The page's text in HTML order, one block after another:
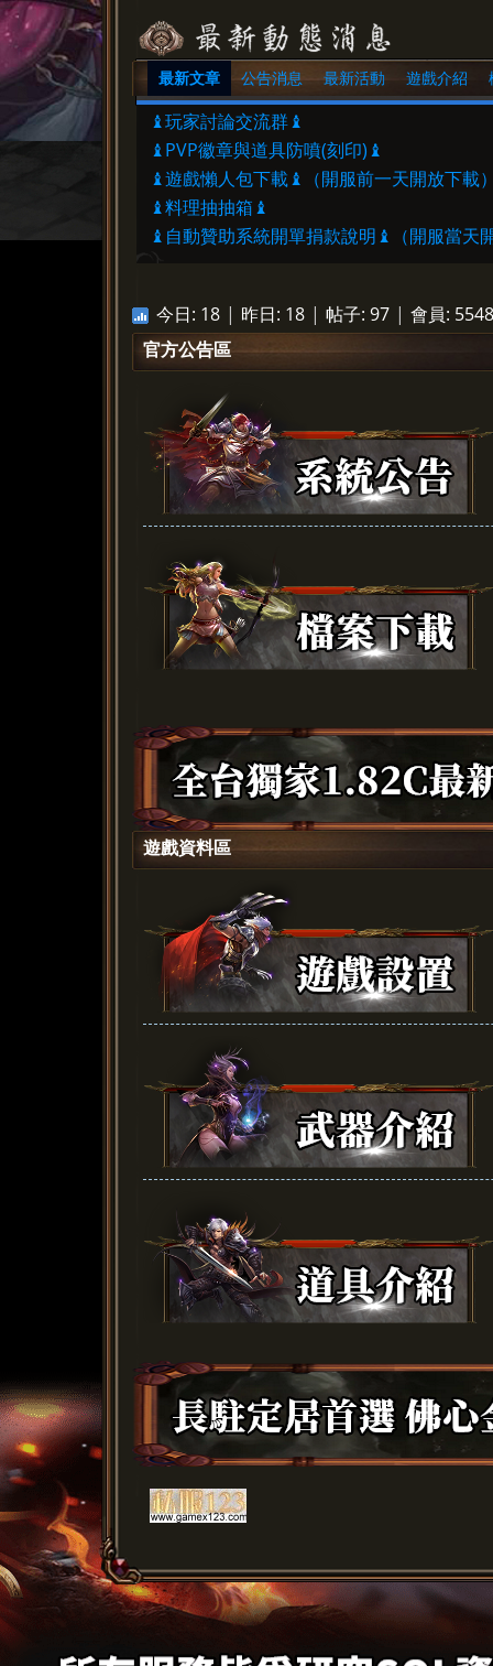
最新文章 公告消息 最新活動 遊戲介紹
♝玩家討論交流群♝
♝PVP徽章與道具防噴(刻印)♝
♝遊戲懶人包下載♝（開服前一天開放下載
♝料理抽抽箱♝
♝自動贊助系統開單捐款說明♝（開服當天
今日: 18 | 昨日: 18 | 帖子: 97 | 會員: 5548
官方公告區
遊戲資料區